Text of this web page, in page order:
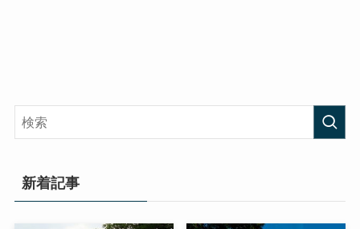
新着記事